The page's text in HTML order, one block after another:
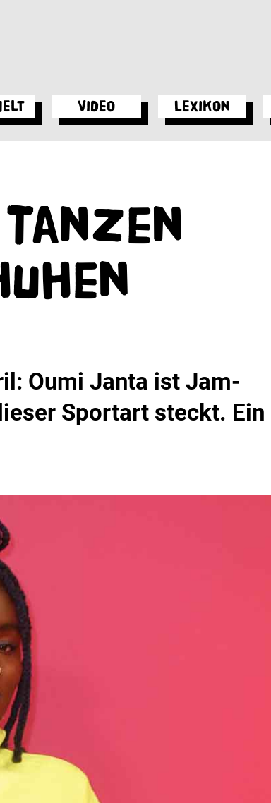
Video Lexikon
Oumi Janta ist Jam-
Sportart steckt. Ein